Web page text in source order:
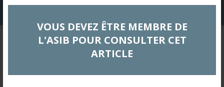
VOUS DEVEZ ÊTRE MEMBRE DE
L'ASIB POUR CONSULTER CET
ARTICLE
DOSSIERS TECHNIQUES
communiquer en cas de